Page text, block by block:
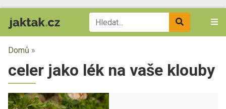
Domů »
celer jako lék na vaše klouby